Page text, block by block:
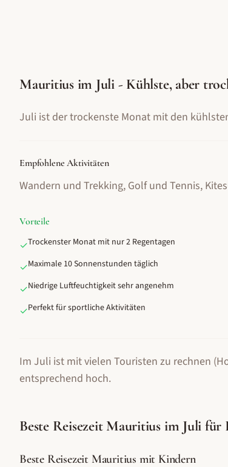
Mauritius im Juli - Kühlste, aber
Juli ist der trockenste Monat mit den
Empfohlene Aktivitäten
Wandern und Trekking, Golf und Tennis,
Vorteile
✓Trockenster Monat mit nur 2 Regentagen
✓Maximale 10 Sonnenstunden täglich
✓Niedrige Luftfeuchtigkeit sehr angenehm
✓Perfekt für sportliche Aktivitäten
Im Juli ist mit vielen Touristen zu rechnen
entsprechend hoch.
Beste ReisezeitMauritius im Juli für
Beste Reisezeit Mauritius mit Kindern